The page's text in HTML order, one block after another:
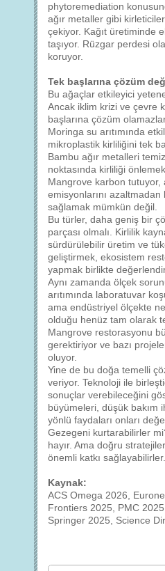
phytoremediation
ağır metaller gibi
çekiyor. Kağıt üretiminde
taşıyor. Rüzgar perdesi
koruyor.
Tek başlarına çözüm
Bu ağaçlar etkileyici
Ancak iklim krizi ve çevre
başlarına çözüm
Moringa su arıtımında
mikroplastik kirliliğini tek
Bambu ağır metalleri
noktasında kirliliği
Mangrove karbon tutuyor,
emisyonlarını
sağlamak mümkün değil.
Bu türler, daha geniş bir
parçası olmalı. Kirlilik
sürdürülebilir üretim ve
geliştirmek, ekosistem
yapmak birlikte
Aynı zamanda ölçek
arıtımında laboratuvar
ama endüstriyel ölçekte
olduğu henüz tam olarak
Mangrove restorasyonu
gerektiriyor ve bazı
oluyor.
Yine de bu doğa temelli
veriyor. Teknoloji ile
sonuçlar verebileceğini
büyümeleri, düşük bakım
yönlü faydaları onları
Gezegeni kurtarabilirler
hayır. Ama doğru
önemli katkı sağlayabilirler.
Kaynak:
ACS Omega 2026,
Frontiers 2025, PMC
Springer 2025, Science